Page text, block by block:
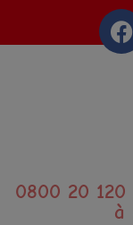
0800 20
à